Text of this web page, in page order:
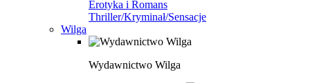
Erotyka i Romans
Thriller/Kryminał/Sensacje
Wilga
Wydawnictwo Wilga